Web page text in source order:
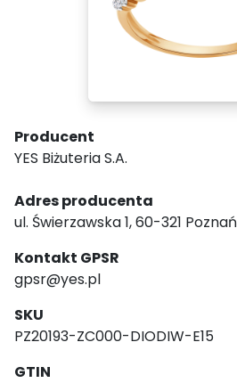
Producent
YES Biżuteria S.A.
Adres producenta
ul. Świerzawska 1, 60-321 Poznań
Kontakt GPSR
gpsr@yes.pl
SKU
PZ20193-ZC000-DIODIW-E15
GTIN